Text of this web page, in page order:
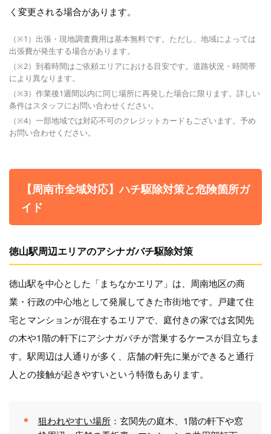
く変更される場合があります。
（※1）出張・現地調査費用は基本無料です。ただし、地域によっては
出張費が発生する場合があります。
（※2）到着時間はご依頼エリアにおける目安です。道路状況・時間帯
により異なります。
（※3）作業後1週間以内に同じ場所に再発した場合に限ります。詳しい
条件はスタッフにお問い合わせください。
（※4）一部地域では対応不可のクレジットカードもございます。予め
お問い合わせください。
【周南市全域対応】ハチ駆除対策と危険箇所ガ
イド
徳山駅周辺エリアのアシナガバチ駆除対策
徳山駅を中心とした「まちなかエリア」は、周南地区の商
業・行政の中心地として発展してきた市街地です。戸建て住
宅とマンションが混在するエリアで、庭付きの家では玄関先
の木や1階の軒下にアシナガバチが営巣するケースが目立ちま
す。駅周辺は人通りが多く、店舗の軒先に巣ができると通行
人との接触が起きやすいという特徴もあります。
狙われやすい場所：玄関先の庭木、1階の軒下や窓